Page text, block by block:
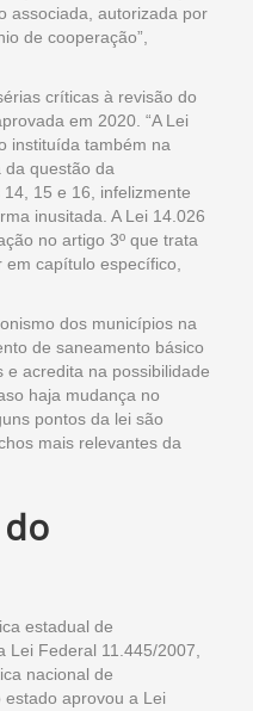
associada, autorizada por
de cooperação”,
críticas à revisão do
em 2020. “A Lei
instituída também na
da questão da
15 e 16, infelizmente
inusitada. A Lei 14.026
no artigo 3º que trata
capítulo específico,
dos municípios na
de saneamento básico
acredita na possibilidade
haja mudança no
pontos da lei são
mais relevantes da
estadual de
Federal 11.445/2007,
nacional de
aprovou a Lei